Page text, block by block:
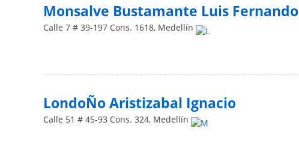
Monsalve Bustamante Luis Fernando
Calle 7 # 39-197 Cons. 1618, Medellín
LondoÑo Aristizabal Ignacio
Calle 51 # 45-93 Cons. 324, Medellín